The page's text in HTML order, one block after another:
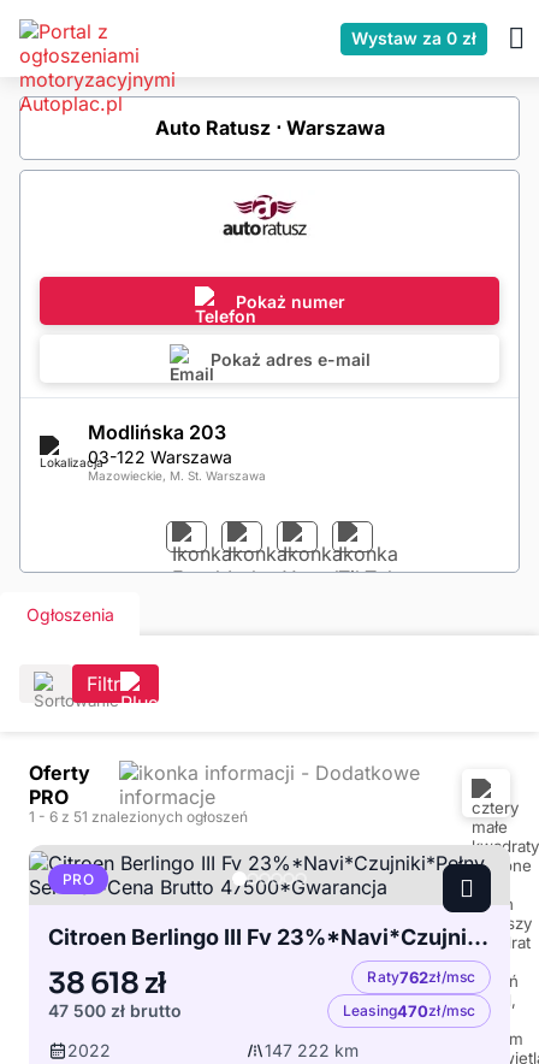
Wystaw za 0 zł
Auto Ratusz ⋅ Warszawa
Pokaż numer
Pokaż adres e-mail
Modlińska 203
03-122 Warszawa
Mazowieckie, M. St. Warszawa
Ogłoszenia
Filtr
Oferty
PRO
1 - 6 z 51 znalezionych ogłoszeń
PRO
Citroen Berlingo III Fv 23%*Navi*Czujniki*Pełny Serwis *Cena Brutto 47500*Gwarancja
38 618 zł
47 500 zł brutto
Raty762zł/msc
Leasing470zł/msc
2022
147 222 km